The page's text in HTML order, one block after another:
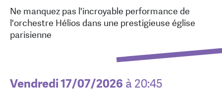
Ne manquez pas l'incroyable performance de
l'orchestre Hélios dans une prestigieuse église
parisienne
Vendredi 17/07/2026 à 20:45